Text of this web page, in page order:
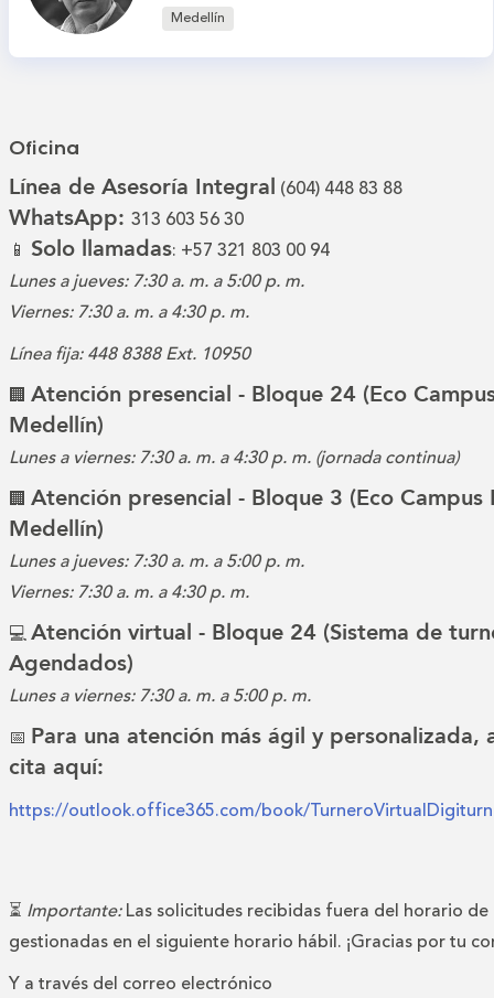
Medellín
Oficina
Línea de Asesoría Integral (604) 448 83 88
WhatsApp: 313 603 56 30
📱 Solo llamadas: +57 321 803 00 94
Lunes a jueves: 7:30 a. m. a 5:00 p. m.
Viernes: 7:30 a. m. a 4:30 p. m.
Línea fija: 448 8388 Ext. 10950
🏢 Atención presencial - Bloque 24 (Eco
Medellín)
Lunes a viernes: 7:30 a. m. a 4:30 p. m. (jornada continua)
🏢 Atención presencial - Bloque 3 (Eco Campus
Medellín)
Lunes a jueves: 7:30 a. m. a 5:00 p. m.
Viernes: 7:30 a. m. a 4:30 p. m.
💻Atención virtual - Bloque 24 (Sistema de
Agendados)
Lunes a viernes: 7:30 a. m. a 5:00 p. m.
📅 Para una atención más ágil y personalizada,
cita aquí:
https://outlook.office365.com/book/
⏳ Importante:Las solicitudes recibidas fuera del horario de
gestionadas en el siguiente horario hábil. ¡Gracias por tu
Y a través del correo electrónico